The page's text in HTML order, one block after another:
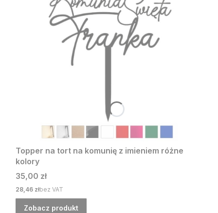
Topper na tort na komunię z imieniem różne
kolory
Cena
35,00 zł
Cena
28,46 złbez VAT
Zobacz produkt